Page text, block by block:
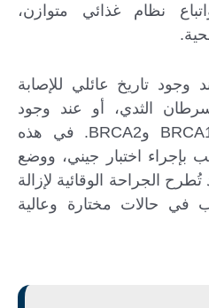
نظام غذائي متوازن،
وجود تاريخ عائلي للإصابة
الثدي، أو عند وجود
طفرات وراثية مثل BRCA1 وBRCA2. في هذه
بإجراء اختبار جيني، ووضع
الجراحة الوقائية لإزالة
في حالات مختارة وعالية